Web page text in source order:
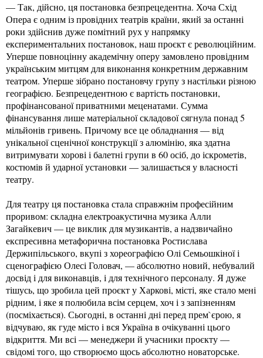
— Так, дійсно, ця постановка безпрецедентна. Хоча Схід
Опера є одним із провідних театрів країни, який за останні
роки здійснив дуже помітний рух у напрямку
експериментальних постановок, наш проєкт є революційним.
Уперше повноцінну академічну оперу замовлено провідним
українським митцям для виконання конкретним державним
театром. Уперше зібрано постановчу групу з настільки різною
географією. Безпрецедентною є вартість постановки,
профінансованої приватними меценатами. Сумма
фінансування лише матеріальної складової сягнула понад 5
мільйонів гривень. Причому все це обладнання — від
унікальної сценічної конструкції з алюмінію, яка здатна
витримувати хорові і балетні групи в 60 осіб, до іскрометів,
костюмів й ударної установки — залишається у власності
театру.
Для театру ця постановка стала справжнім професійним
проривом: складна електроакустична музика Алли
Загайкевич — це виклик для музикантів, а надзвичайно
експресивна метафорична постановка Ростислава
Держипільського, вкупі з хореографією Олі Семьошкіної і
сценографією Олесі Головач, — абсолютно новий, небувалий
досвід і для виконавців, і для технічного персоналу. Я дуже
тішусь, що зробила цей проєкт у Харкові, місті, яке стало мені
рідним, і яке я полюбила всім серцем, хоч і з запізненням
(посміхається). Сьогодні, в останні дні перед прем`єрою, я
відчуваю, як гуде місто і вся Україна в очікуванні цього
відкриття. Ми всі — менеджери й учасники проєкту —
свідомі того, що створюємо щось абсолютно новаторське.